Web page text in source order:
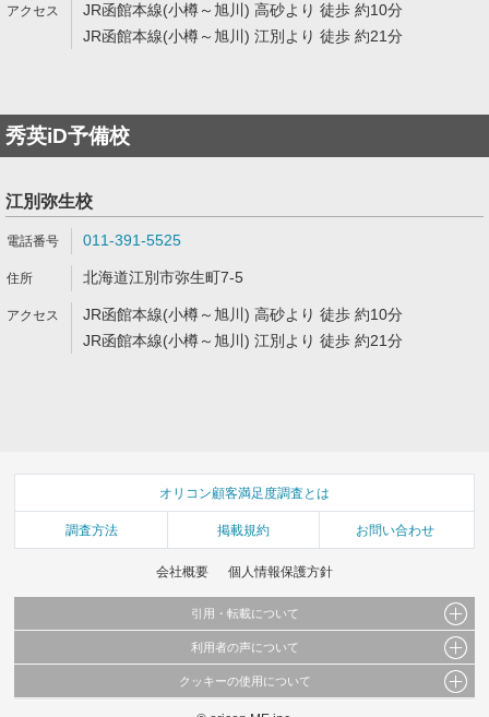
JR函館本線(小樽～旭川) 高砂より 徒歩 約10分
JR函館本線(小樽～旭川) 江別より 徒歩 約21分
秀英iD予備校
江別弥生校
011-391-5525
北海道江別市弥生町7-5
JR函館本線(小樽～旭川) 高砂より 徒歩 約10分
JR函館本線(小樽～旭川) 江別より 徒歩 約21分
オリコン顧客満足度調査とは
調査方法 掲載規約 お問い合わせ
会社概要 個人情報保護方針
引用・転載について
当サイトで公開されている情報（文字、写真、イラスト、画像データ等）及びこれらの配
これらの情報を権利者の許可なく無断転載・複製などの二次利用を行うことは固く禁じて
利用者の声について
当サイトに掲載している内容はすべてサービスの利用者が提出された見解・感想です。
クッキーの使用について